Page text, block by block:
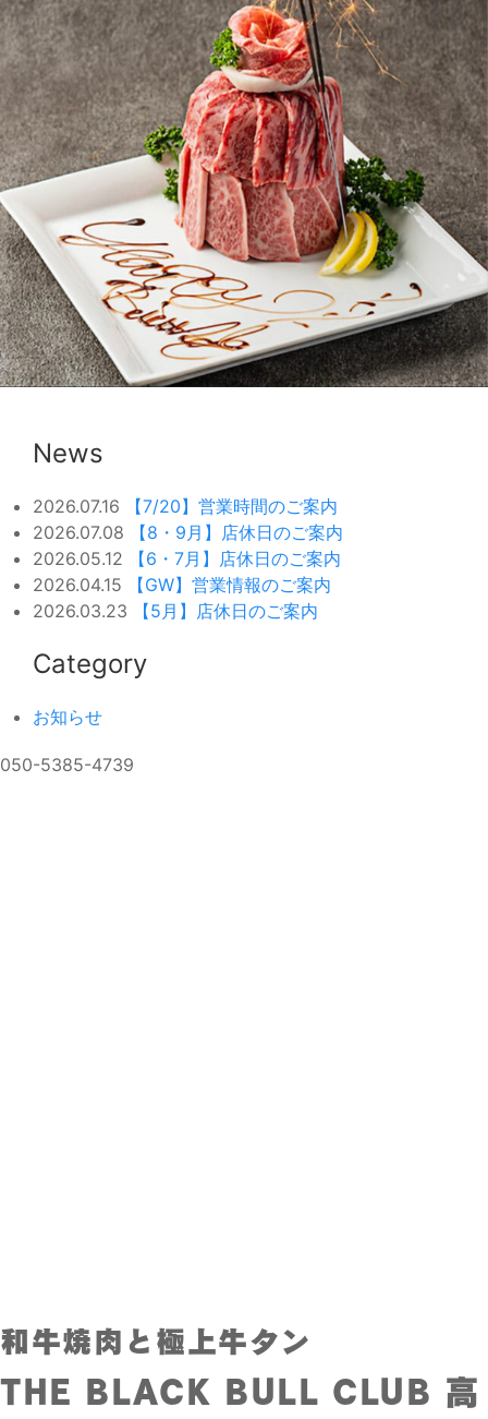
News
2026.07.16
【7/20】営業時間のご案内
2026.07.08
【8・9月】店休日のご案内
2026.05.12
【6・7月】店休日のご案内
2026.04.15
【GW】営業情報のご案内
2026.03.23
【5月】店休日のご案内
Category
お知らせ
050-5385-4739
和牛焼肉と極上牛タン
THE BLACK BULL CLUB 高